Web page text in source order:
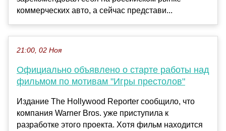
коммерческих авто, а сейчас представи...
21:00, 02 Ноя
Официально объявлено о старте работы над
фильмом по мотивам "Игры престолов"
Издание The Hollywood Reporter сообщило, что
компания Warner Bros. уже приступила к
разработке этого проекта. Хотя фильм находится